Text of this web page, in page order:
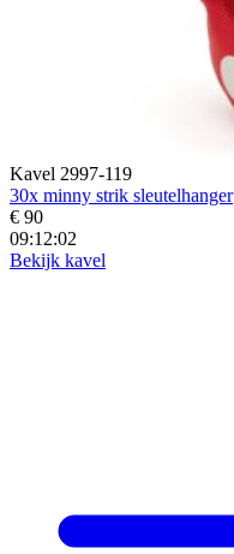
Kavel 2997-119
30x minny strik sleutelhanger
€ 90
09:12:00
Bekijk kavel